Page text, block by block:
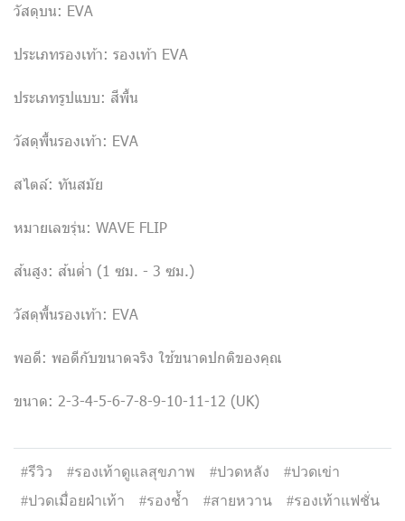
วัสดุบน: EVA
ประเภทรองเท้า: รองเท้า EVA
ประเภทรูปแบบ: สีพื้น
วัสดุพื้นรองเท้า: EVA
สไตล์: ทันสมัย
หมายเลขรุ่น: WAVE FLIP
ส้นสูง: ส้นต่ำ (1 ซม. - 3 ซม.)
วัสดุพื้นรองเท้า: EVA
พอดี: พอดีกับขนาดจริง ใช้ขนาดปกติของคุณ
ขนาด: 2-3-4-5-6-7-8-9-10-11-12 (UK)
#รีวิว #รองเท้าดูแลสุขภาพ #ปวดหลัง
#ปวดเข่า
#ปวดเมื่อยฝ่าเท้า
#รองช้ำ #สายหวาน
#รองเท้าแฟชั่น